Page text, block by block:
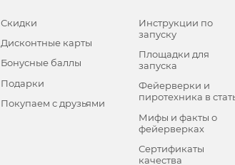
Скидки
Дисконтные карты
Бонусные баллы
Подарки
Покупаем с друзьями
Инструкции по
запуску
Площадки для
запуска
Фейерверки и
пиротехника в
Мифы и факты о
фейерверках
Сертификаты
качества